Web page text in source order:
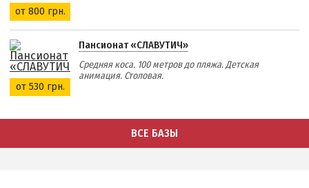
от 800 грн.
от 530 грн.
Пансионат «СЛАВУТИЧ»
Средняя коса. 100 метров до пляжа. Детская
анимация. Столовая.
ВСЕ БАЗЫ